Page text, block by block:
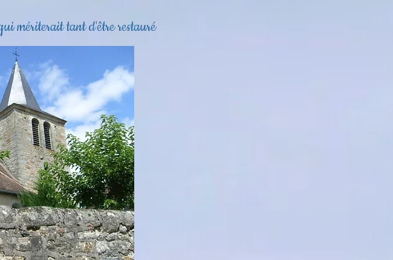
mériterait tant d'être restauré